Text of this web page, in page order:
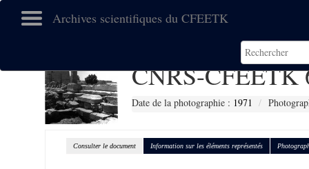
Archives scientifiques du CFEETK
CNRS-CFEETK
Date de la photographie : 1971
Consulter le document Information sur les éléments représentés